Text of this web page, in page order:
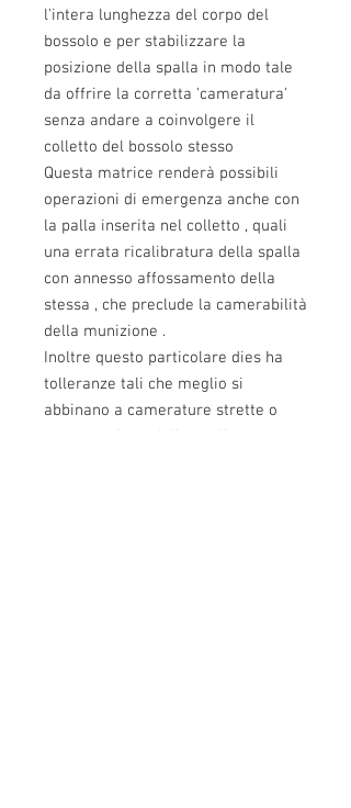
l'intera lunghezza del corpo del
bossolo e per stabilizzare la
posizione della spalla in modo tale
da offrire la corretta 'cameratura'
senza andare a coinvolgere il
colletto del bossolo stesso
Questa matrice renderà possibili
operazioni di emergenza anche con
la palla inserita nel colletto , quali
una errata ricalibratura della spalla
con annesso affossamento della
stessa , che preclude la camerabilità
della munizione .
Inoltre questo particolare dies ha
tolleranze tali che meglio si
abbinano a camerature strette o
custom , si consigliano gli